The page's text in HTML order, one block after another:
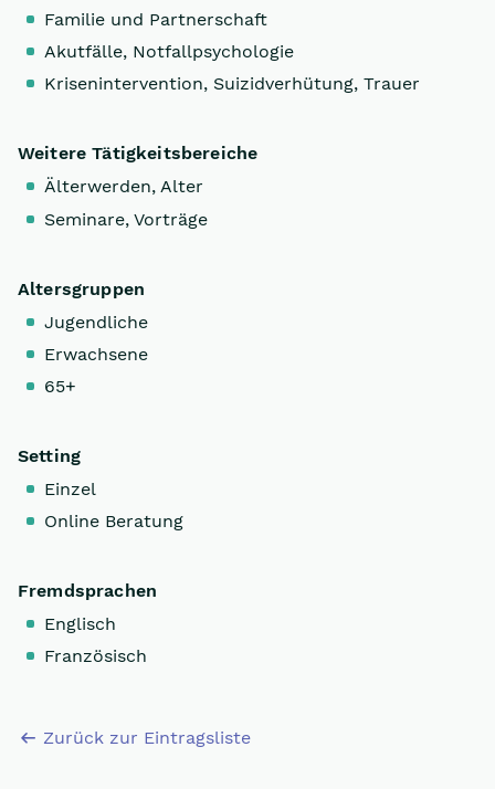
Familie und Partnerschaft
Akutfälle, Notfallpsychologie
Krisenintervention, Suizidverhütung, Trauer
Weitere Tätigkeitsbereiche
Älterwerden, Alter
Seminare, Vorträge
Altersgruppen
Jugendliche
Erwachsene
65+
Setting
Einzel
Online Beratung
Fremdsprachen
Englisch
Französisch
Zurück zur Eintragsliste